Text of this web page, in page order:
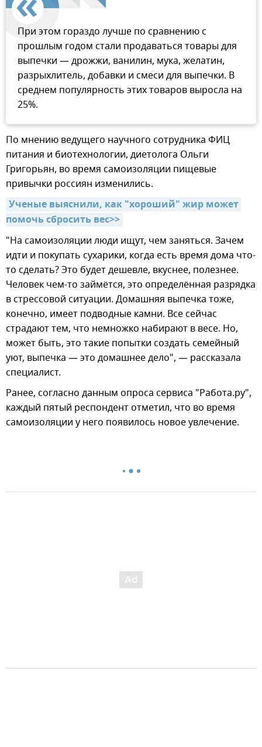
При этом гораздо лучше по сравнению с
прошлым годом стали продаваться товары для
выпечки — дрожжи, ванилин, мука, желатин,
разрыхлитель, добавки и смеси для выпечки. В
среднем популярность этих товаров выросла на
25%.
По мнению ведущего научного сотрудника ФИЦ
питания и биотехнологии, диетолога Ольги
Григорьян, во время самоизоляции пищевые
привычки россиян изменились.
Ученые выяснили, как "хороший" жир может
помочь сбросить вес>>
"На самоизоляции люди ищут, чем заняться. Зачем
идти и покупать сухарики, когда есть время дома что-
то сделать? Это будет дешевле, вкуснее, полезнее.
Человек чем-то займётся, это определённая разрядка
в стрессовой ситуации. Домашняя выпечка тоже,
конечно, имеет подводные камни. Все сейчас
страдают тем, что немножко набирают в весе. Но,
может быть, это такие попытки создать семейный
уют, выпечка — это домашнее дело", — рассказала
специалист.
Ранее, согласно данным опроса сервиса "Работа.ру",
каждый пятый респондент отметил, что во время
самоизоляции у него появилось новое увлечение.